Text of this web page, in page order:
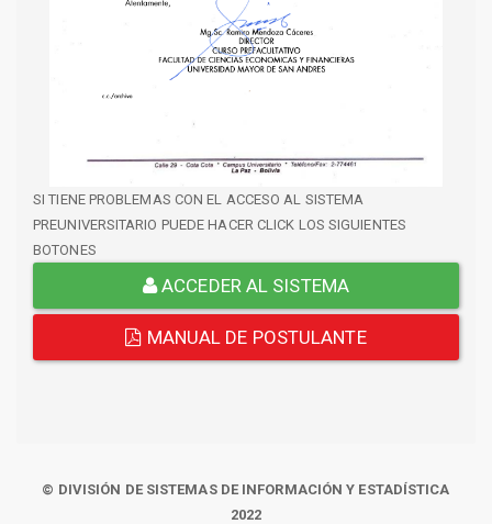
SI TIENE PROBLEMAS CON EL ACCESO AL SISTEMA
PREUNIVERSITARIO PUEDE HACER CLICK LOS SIGUIENTES
BOTONES
ACCEDER AL SISTEMA
MANUAL DE POSTULANTE
© DIVISIÓN DE SISTEMAS DE INFORMACIÓN Y ESTADÍSTICA
2022